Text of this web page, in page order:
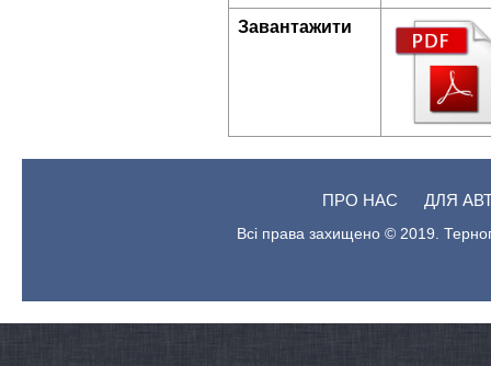
Завантажити
ПРО НАС ДЛЯ
Всі права захищено © 2019.